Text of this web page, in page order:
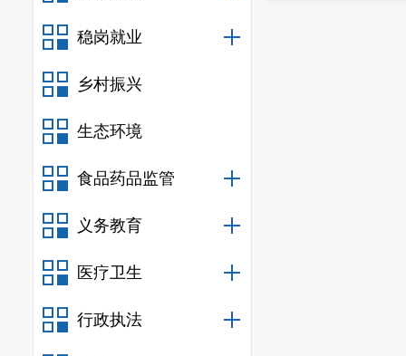
稳岗就业
乡村振兴
生态环境
食品药品监管
义务教育
医疗卫生
行政执法